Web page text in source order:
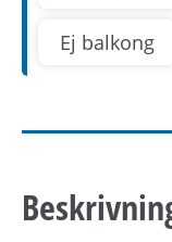
Ej balkong